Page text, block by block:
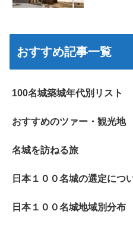
おすすめ記事一覧
100名城築城年代別リスト
おすすめのツァー・観光地
名城を訪ねる旅
日本１００名城の選定につ
日本１００名城地域別分布